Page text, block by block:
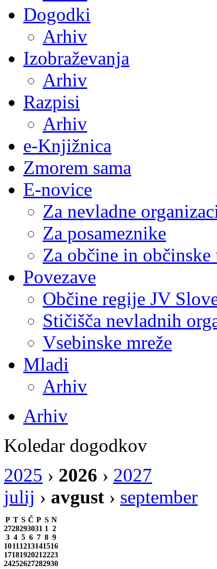
Dogodki
Arhiv
Izobraževanja
Arhiv
Razpisi
Arhiv
e-Knjižnica
Zmorem sama
E-novice
Za nevladne
Za posameznike
Za občine in občinske
Povezave
Občine regije JV
Stičišča nevladnih
Vsebinske mreže
Mladi
Arhiv
Arhiv
Koledar dogodkov
2025 › 2026 › 2027
julij › avgust › september
P T S Č P S N
2728293031 1 2
3 4 5 6 7 8 9
10111213141516
17181920212223
24252627282930